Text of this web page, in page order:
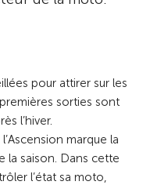
pour attirer sur les
sorties sont
l’hiver.
marque la
la saison. Dans cette
l’état sa moto,